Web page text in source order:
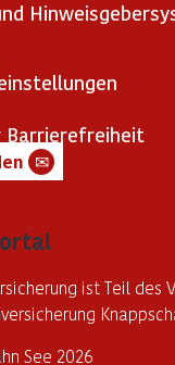
Barrierefreiheit
✉
ist Teil des
See 2026